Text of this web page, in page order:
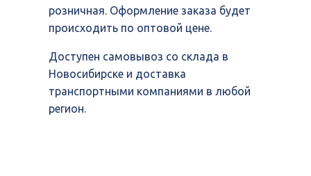
розничная. Оформление заказа будет
происходить по оптовой цене.
Доступен самовывоз со склада в
Новосибирске и доставка
транспортными компаниями в любой
регион.